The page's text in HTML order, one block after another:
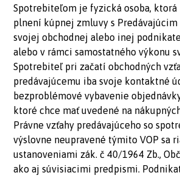
Spotrebiteľom je fyzická osoba, ktorá
plnení kúpnej zmluvy s Predávajúcim
svojej obchodnej alebo inej
alebo v rámci samostatného výkonu
Spotrebiteľ pri začatí obchodných
predávajúcemu iba svoje kontaktné
bezproblémové vybavenie
ktoré chce mať uvedené na
Právne vzťahy predávajúceho so
výslovne neupravené týmito VOP sa
ustanoveniami zák. č 40/1964 Zb.,
ako aj súvisiacimi predpismi.